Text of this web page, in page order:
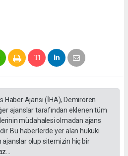
Haber Ajansı (İHA), Demirören
ajanslar tarafından eklenen tüm
müdahalesi olmadan ajans
Bu haberlerde yer alan hukuki
olup sitemizin hiç bir